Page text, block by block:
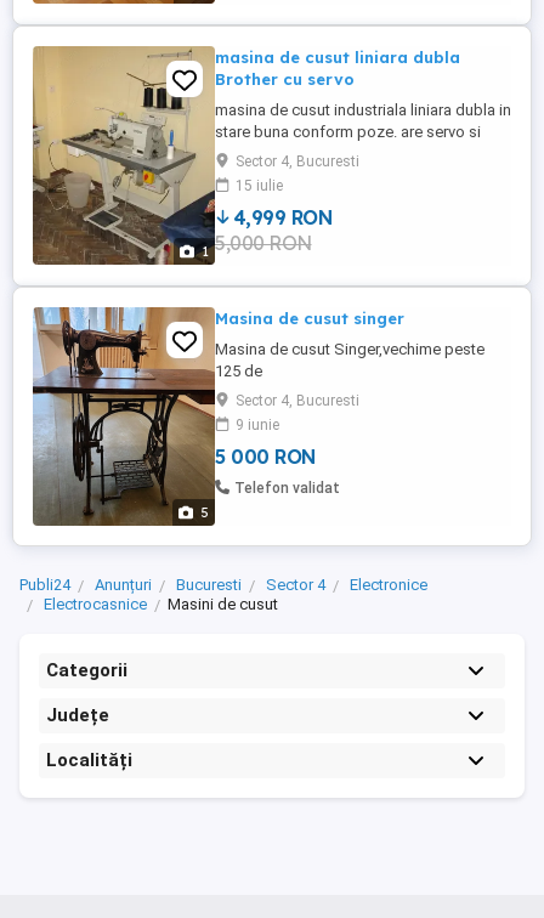
1
masina de cusut liniara dubla
Brother cu servo
masina de cusut industriala liniara dubla in
stare buna conform poze. are servo si
coasere automata etc predare in zona
Unirii Bucuresti 220v
Sector 4, Bucuresti
15 iulie
4,999 RON
5,000 RON
5
Masina de cusut singer
Masina de cusut Singer,vechime peste
125 de
ani,inseriata,autentica,nereconditionata,in
perfecta stare de functionare,piese
autentice inclusiv cureaua din
piele,asezata pe masa de lemn de nuc
,aceasta fiind sustinuta la randul ei de un
Sector 4, Bucuresti
9 iunie
5 000 RON
Telefon validat
Publi24 Anunțuri Bucuresti Sector 4
Electronice
Electrocasnice
Masini de cusut
Categorii
Județe
Localități